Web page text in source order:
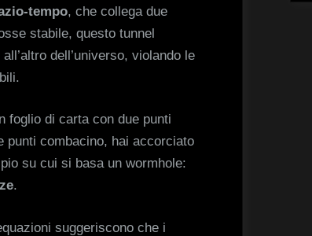
tempo, che collega due
stabile, questo tunnel
dell’universo, violando le
foglio di carta con due punti
punti combacino, hai accorciato
su cui si basa un wormhole:
.
suggeriscono che i